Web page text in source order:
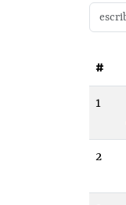
#
1
2